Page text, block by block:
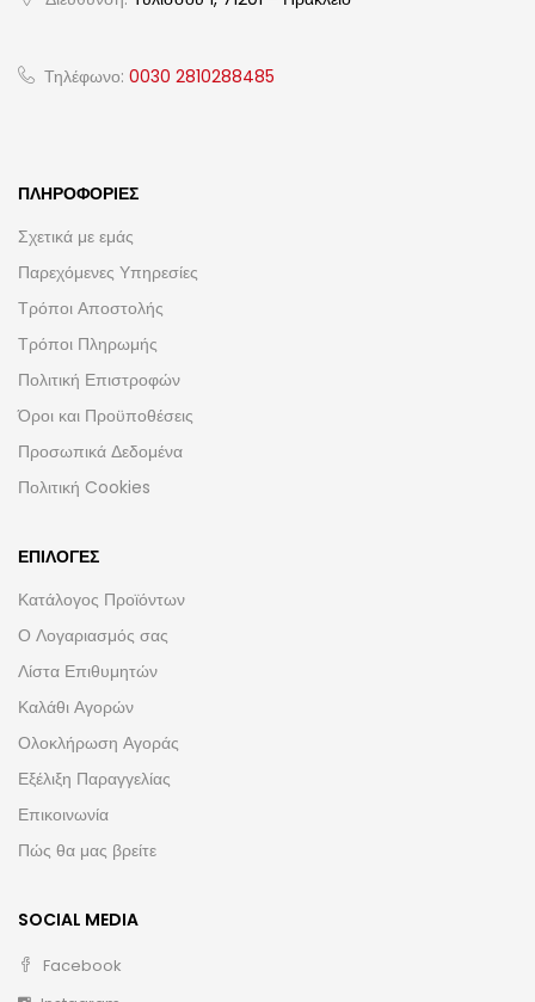
Τηλέφωνο: 0030 2810288485
ΠΛΗΡΟΦΟΡΊΕΣ
Σχετικά με εμάς
Παρεχόμενες Υπηρεσίες
Τρόποι Αποστολής
Τρόποι Πληρωμής
Πολιτική Επιστροφών
Όροι και Προϋποθέσεις
Προσωπικά Δεδομένα
Πολιτική Cookies
ΕΠΙΛΟΓΈΣ
Κατάλογος Προϊόντων
Ο Λογαριασμός σας
Λίστα Επιθυμητών
Καλάθι Αγορών
Ολοκλήρωση Αγοράς
Εξέλιξη Παραγγελίας
Επικοινωνία
Πώς θα μας βρείτε
SOCIAL MEDIA
Facebook